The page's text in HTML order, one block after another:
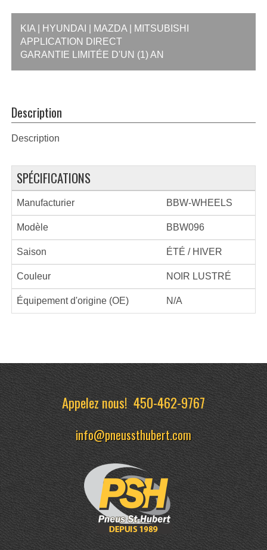
KIA | HYUNDAI | MAZDA | MITSUBISHI
APPLICATION DIRECT
GARANTIE LIMITÉE D'UN (1) AN
Description
Description
SPÉCIFICATIONS
Manufacturier BBW-WHEELS
Modèle BBW096
Saison ÉTÉ / HIVER
Couleur NOIR LUSTRÉ
Équipement d'origine (OE) N/A
Appelez nous!450-462-9767
info@pneussthubert.com